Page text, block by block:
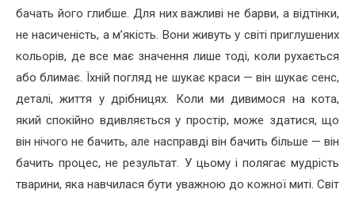
бачать його глибше. Для них важливі не барви, а відтінки,
не насиченість, а м’якість. Вони живуть у світі приглушених
кольорів, де все має значення лише тоді, коли рухається
або блимає. Їхній погляд не шукає краси — він шукає сенс,
деталі, життя у дрібницях. Коли ми дивимося на кота,
який спокійно вдивляється у простір, може здатися, що
він нічого не бачить, але насправді він бачить більше — він
бачить процес, не результат. У цьому і полягає мудрість
тварини, яка навчилася бути уважною до кожної миті. Світ